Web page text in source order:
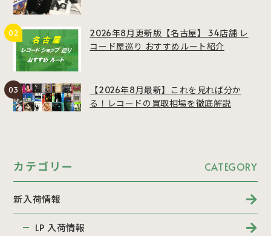
2026年8月更新版【名古屋】 34店舗 レ
コード屋巡り おすすめルート紹介
【2026年8月最新】これを見れば分か
る！レコードの買取相場を徹底解説
カテゴリー CATEGORY
新入荷情報
LP 入荷情報